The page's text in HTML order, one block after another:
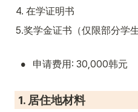
4. 在学证明书
5.奖学金证书（仅限部分学生
• 申请费用: 30,000韩元
1. 居住地材料